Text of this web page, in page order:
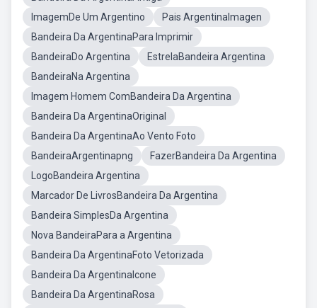
ImagemDe Um Argentino
Pais ArgentinaImagen
Bandeira Da ArgentinaPara Imprimir
BandeiraDo Argentina
EstrelaBandeira Argentina
BandeiraNa Argentina
Imagem Homem ComBandeira Da Argentina
Bandeira Da ArgentinaOriginal
Bandeira Da ArgentinaAo Vento Foto
BandeiraArgentinapng
FazerBandeira Da Argentina
LogoBandeira Argentina
Marcador De LivrosBandeira Da Argentina
Bandeira SimplesDa Argentina
Nova BandeiraPara a Argentina
Bandeira Da ArgentinaFoto Vetorizada
Bandeira Da ArgentinaIcone
Bandeira Da ArgentinaRosa